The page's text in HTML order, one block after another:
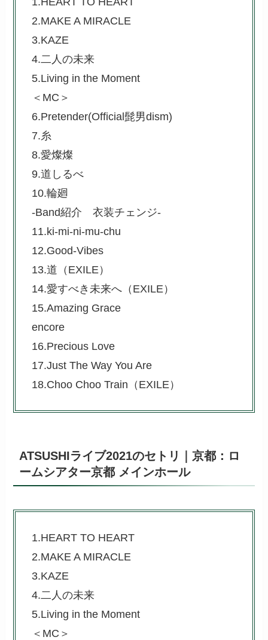
2.MAKE A MIRACLE
3.KAZE
4.二人の未来
5.Living in the Moment
＜MC＞
6.Pretender(Official髭男dism)
7.糸
8.愛燦燦
9.道しるべ
10.輪廻
-Band紹介 衣装チェンジ-
11.ki-mi-ni-mu-chu
12.Good-Vibes
13.道（EXILE）
14.愛すべき未来へ（EXILE）
15.Amazing Grace
encore
16.Precious Love
17.Just The Way You Are
18.Choo Choo Train（EXILE）
ATSUSHIライブ2021のセトリ｜京都：ロ
ームシアター京都 メインホール
1.HEART TO HEART
2.MAKE A MIRACLE
3.KAZE
4.二人の未来
5.Living in the Moment
＜MC＞